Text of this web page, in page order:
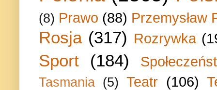
(8) Prawo (88) Przemysław
Rosja (317) Rozrywka
Sport (184)
Tasmania (5) Teatr (106)